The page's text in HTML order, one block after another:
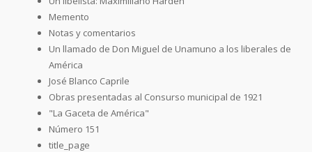
Memento
Notas y comentarios
Un llamado de Don Miguel de Unamuno a los liberales de
América
José Blanco Caprile
Obras presentadas al Consurso municipal de 1921
"La Gaceta de América"
Número 151
title_page